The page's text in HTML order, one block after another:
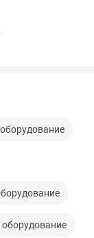
оборудование